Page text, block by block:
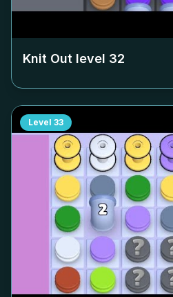
Knit Out level 32
Level 33